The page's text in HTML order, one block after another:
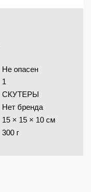
Не опасен
1
СКУТЕРЫ
Нет бренда
15 × 15 × 10 см
300 г